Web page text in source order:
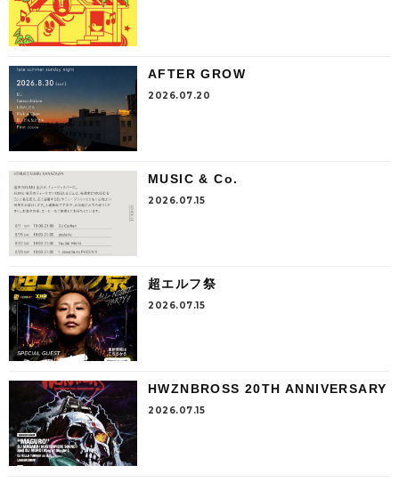
AFTER GROW
2026.07.20
MUSIC & Co.
2026.07.15
超エルフ祭
2026.07.15
HWZNBROSS 20TH ANNIVERSARY
2026.07.15